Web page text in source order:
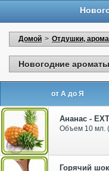
Домой > Отдушки,
Новогодние
от А до Я
Объем 10 мл.